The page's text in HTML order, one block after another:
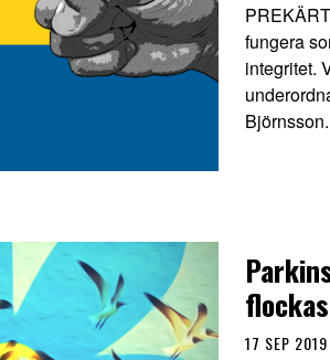
fungera
integritet.
Björnsson.
17 SEP 2019